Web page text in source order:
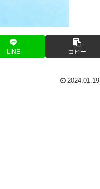
LINE コピー
2024.01.19